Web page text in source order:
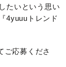
たいという思い
4yuuuトレンド
ご応募くださ